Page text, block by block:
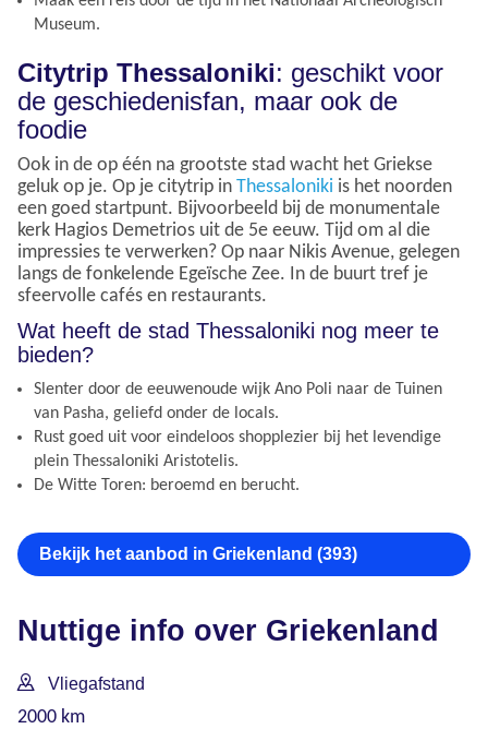
Museum.
Citytrip Thessaloniki: geschikt voor
de geschiedenisfan, maar ook de
foodie
Ook in de op één na grootste stad wacht het Griekse
geluk op je. Op je citytrip in Thessaloniki is het noorden
een goed startpunt. Bijvoorbeeld bij de monumentale
kerk Hagios Demetrios uit de 5e eeuw. Tijd om al die
impressies te verwerken? Op naar Nikis Avenue, gelegen
langs de fonkelende Egeïsche Zee. In de buurt tref je
sfeervolle cafés en restaurants.
Wat heeft de stad Thessaloniki nog meer te
bieden?
Slenter door de eeuwenoude wijk Ano Poli naar de Tuinen
van Pasha, geliefd onder de locals.
Rust goed uit voor eindeloos shopplezier bij het levendige
plein Thessaloniki Aristotelis.
De Witte Toren: beroemd en berucht.
Bekijk het aanbod in Griekenland (393)
Nuttige info over Griekenland
Vliegafstand
2000 km